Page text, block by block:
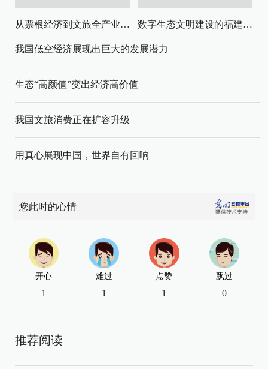
从票根经济到文旅全产业链升级 数字生态文明建设的福建路径与启示
我国低空经济展现出巨大的发展潜力
生态“高颜值”变出经济高价值
我国文旅消费正在扩容升级
用真心展现中国，世界自有回响
您此时的心情
开心
1
难过
1
点赞
1
飘过
0
推荐阅读